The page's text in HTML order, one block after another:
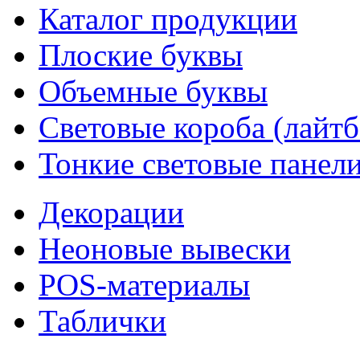
Каталог продукции
Плоские буквы
Объемные буквы
Световые короба
Тонкие световые
Декорации
Неоновые вывески
POS-материалы
Таблички